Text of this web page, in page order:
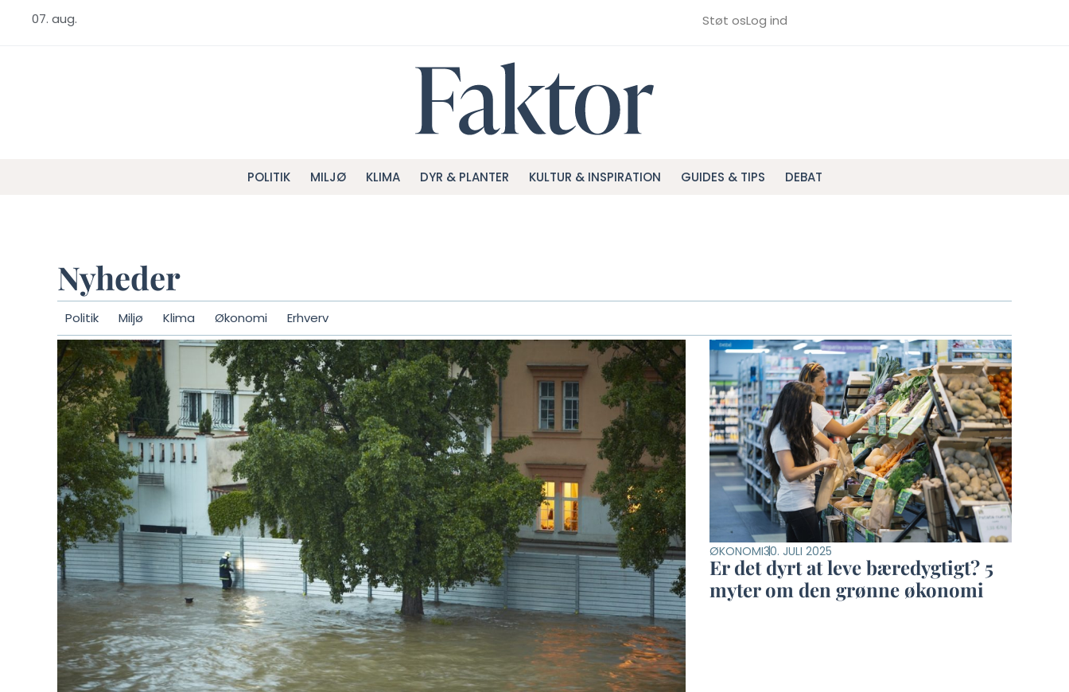
07. aug. Støt osLog ind
POLITIK MILJØ KLIMA DYR & PLANTER KULTUR & INSPIRATION GUIDES & TIPS DEBAT
Nyheder
Politik Miljø Klima Økonomi Erhverv
ØKONOMI30. JULI 2025
Er det dyrt at leve bæredygtigt? 5
myter om den grønne økonomi